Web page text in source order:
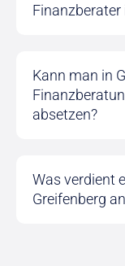
Finanzberater
Kann man in
absetzen?
Was verdient
Greifenberg